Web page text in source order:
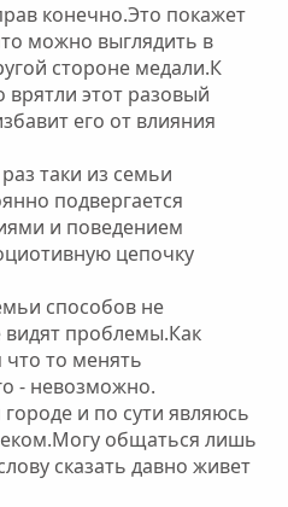
конечно.Это покажет
можно выглядить в
стороне медали.К
этот разовый
его от влияния
таки из семьи
подвергается
и поведением
цепочку
способов не
видят проблемы.Как
что то менять
- невозможно.
и по сути являюсь
общаться лишь
сказать давно живет